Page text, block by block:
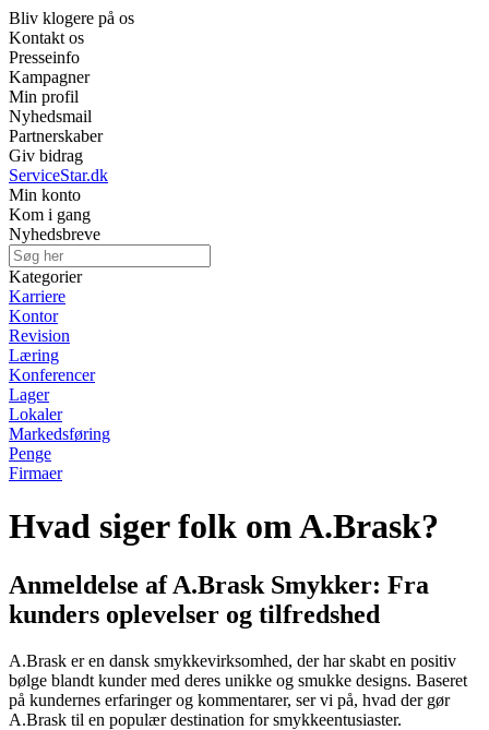
Bliv klogere på os
Kontakt os
Presseinfo
Kampagner
Min profil
Nyhedsmail
Partnerskaber
Giv bidrag
ServiceStar.dk
Min konto
Kom i gang
Nyhedsbreve
Kategorier
Karriere
Kontor
Revision
Læring
Konferencer
Lager
Lokaler
Markedsføring
Penge
Firmaer
Hvad siger folk om A.Brask?
Anmeldelse af A.Brask Smykker: Fra
kunders oplevelser og tilfredshed
A.Brask er en dansk smykkevirksomhed, der har skabt en positiv
bølge blandt kunder med deres unikke og smukke designs. Baseret
på kundernes erfaringer og kommentarer, ser vi på, hvad der gør
A.Brask til en populær destination for smykkeentusiaster.